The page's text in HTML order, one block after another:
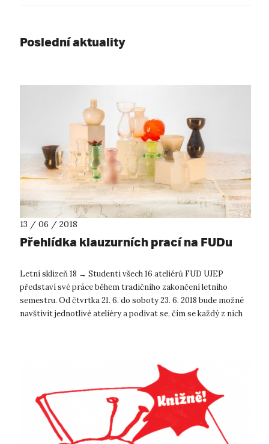
Poslední aktuality
13 / 06 / 2018
Přehlídka klauzurních prací na FUDu
Letní sklizeň 18 → Studenti všech 16 ateliérů FUD UJEP
představí své práce během tradičního zakončení letního
semestru. Od čtvrtka 21. 6. do soboty 23. 6. 2018 bude možné
navštívit jednotlivé ateliéry a podívat se, čím se každý z nich